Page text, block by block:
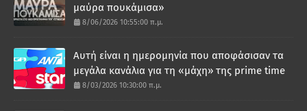
μαύρα πουκάμισα»
8/06/2026 10:55:00 π.μ.
Αυτή είναι η ημερομηνία που αποφάσισαν τα
μεγάλα κανάλια για τη «μάχη» της prime time
8/03/2026 10:30:00 π.μ.